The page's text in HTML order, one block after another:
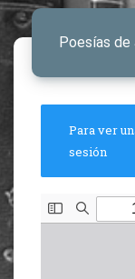
Poesías
Para ver
sesión